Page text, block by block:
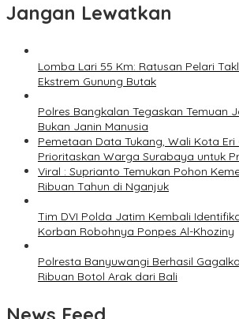
Jangan Lewatkan
Lomba Lari 55 Km: Ratusan Pelari
Ekstrem Gunung Butak
Polres Bangkalan Tegaskan Temuan
Bukan Janin Manusia
Pemetaan Data Tukang, Wali Kota Eri
Prioritaskan Warga Surabaya untuk
Viral : Suprianto Temukan Pohon
Ribuan Tahun di Nganjuk
Tim DVI Polda Jatim Kembali
Korban Robohnya Ponpes Al-Khoziny
Polresta Banyuwangi Berhasil
Ribuan Botol Arak dari Bali